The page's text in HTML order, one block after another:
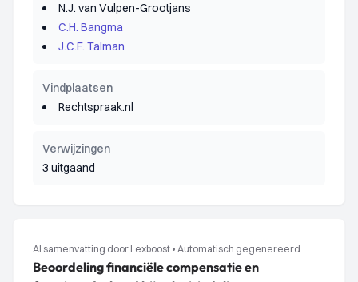
N.J. van Vulpen-Grootjans
C.H. Bangma
J.C.F. Talman
Vindplaatsen
Rechtspraak.nl
Verwijzingen
3 uitgaand
AI samenvatting door Lexboost • Automatisch gegenereerd
Beoordeling financiële compensatie en